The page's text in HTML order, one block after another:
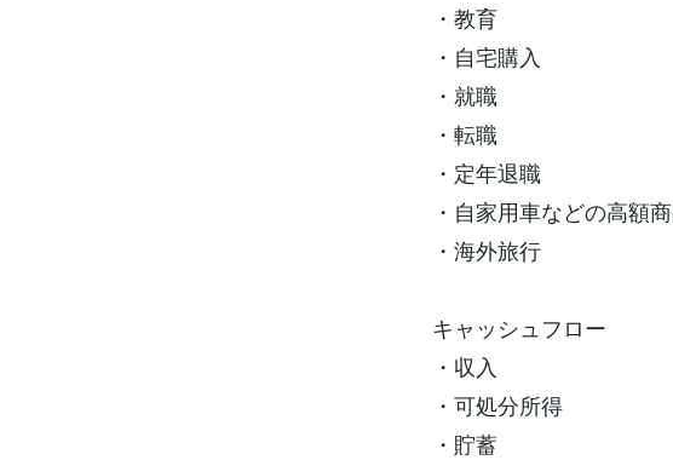
・教育
・自宅購入
・就職
・転職
・定年退職
・自家用車などの高額
・海外旅行
キャッシュフロー
・収入
・可処分所得
・貯蓄